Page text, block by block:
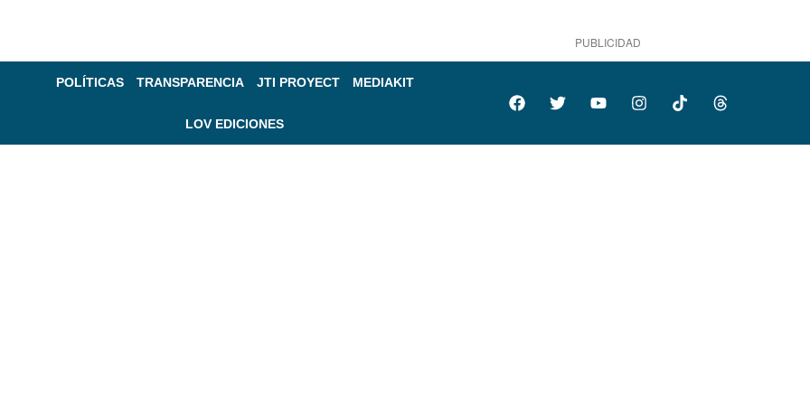
PUBLICIDAD
POLÍTICAS TRANSPARENCIA JTI PROYECT MEDIAKIT
LOV EDICIONES